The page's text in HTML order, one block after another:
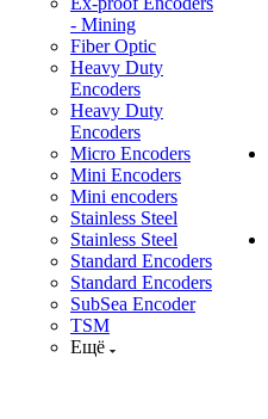
- Mining
Fiber Optic
Heavy Duty
Encoders
Heavy Duty
Encoders
Micro Encoders
Mini Encoders
Mini encoders
Stainless Steel
Stainless Steel
Standard Encoders
Standard Encoders
SubSea Encoder
TSM
Ещё